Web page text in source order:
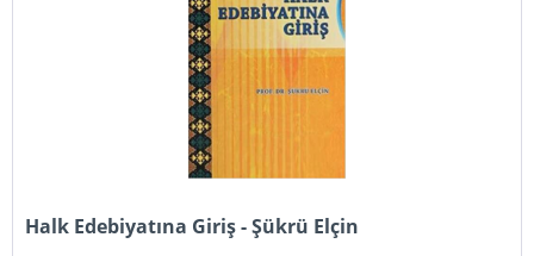
Halk Edebiyatına Giriş - Şükrü Elçin